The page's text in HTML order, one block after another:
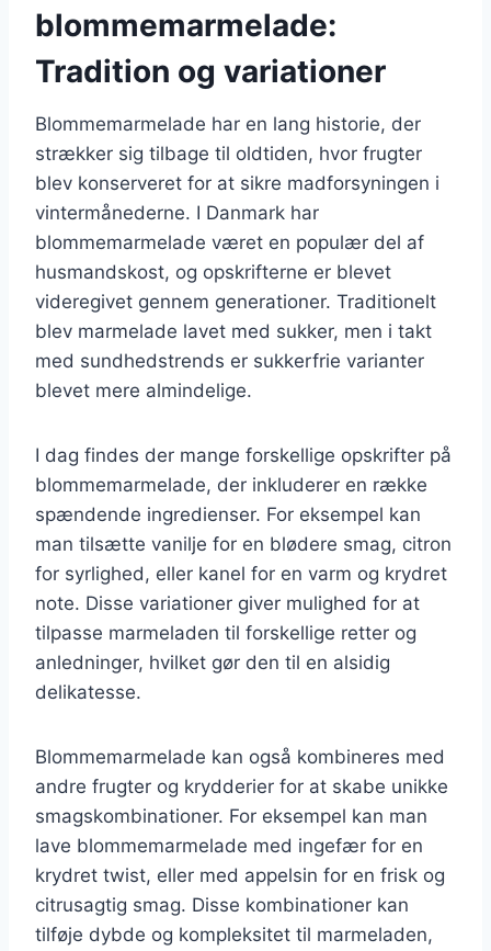
blommemarmelade:
Tradition og variationer
Blommemarmelade har en lang historie, der
strækker sig tilbage til oldtiden, hvor frugter
blev konserveret for at sikre madforsyningen i
vintermånederne. I Danmark har
blommemarmelade været en populær del af
husmandskost, og opskrifterne er blevet
videregivet gennem generationer. Traditionelt
blev marmelade lavet med sukker, men i takt
med sundhedstrends er sukkerfrie varianter
blevet mere almindelige.
I dag findes der mange forskellige opskrifter på
blommemarmelade, der inkluderer en række
spændende ingredienser. For eksempel kan
man tilsætte vanilje for en blødere smag, citron
for syrlighed, eller kanel for en varm og krydret
note. Disse variationer giver mulighed for at
tilpasse marmeladen til forskellige retter og
anledninger, hvilket gør den til en alsidig
delikatesse.
Blommemarmelade kan også kombineres med
andre frugter og krydderier for at skabe unikke
smagskombinationer. For eksempel kan man
lave blommemarmelade med ingefær for en
krydret twist, eller med appelsin for en frisk og
citrusagtig smag. Disse kombinationer kan
tilføje dybde og kompleksitet til marmeladen,